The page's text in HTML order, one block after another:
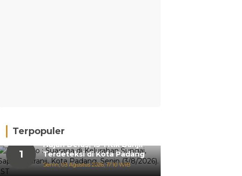
Terpopuler
1
Hujan Deras, 15 Titik Banjir
Terdeteksi di Kota Padang
Senin, 03 Agustus 2026, 17:10 WIB